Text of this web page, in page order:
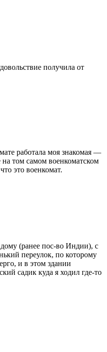
получила от
работала моя знакомая —
на том самом военкоматском
это военкомат.
(ранее пос-во Индии), с
переулок, по которому
и в этом здании
садик куда я ходил где-то